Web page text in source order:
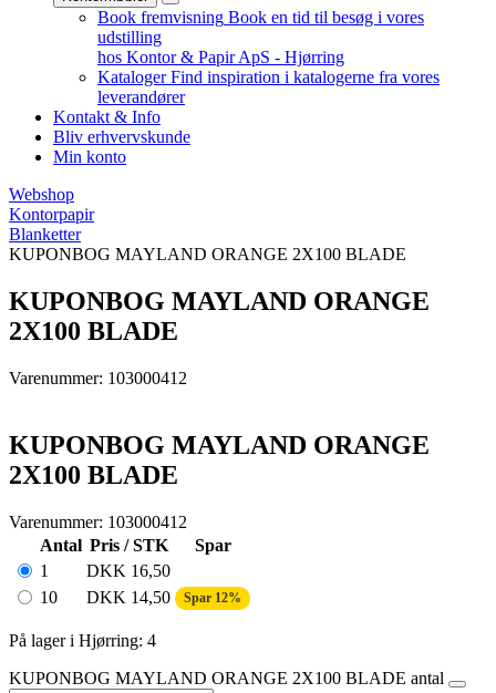
Book fremvisning Book en tid til besøg i vores
udstilling
hos Kontor & Papir ApS - Hjørring
Kataloger Find inspiration i katalogerne fra vores
leverandører
Kontakt & Info
Bliv erhvervskunde
Min konto
Webshop
Kontorpapir
Blanketter
KUPONBOG MAYLAND ORANGE 2X100 BLADE
KUPONBOG MAYLAND ORANGE
2X100 BLADE
Varenummer: 103000412
KUPONBOG MAYLAND ORANGE
2X100 BLADE
Varenummer: 103000412
Antal Pris / STK
Spar
1
DKK 16,50
10
DKK 14,50 Spar 12%
På lager i Hjørring: 4
KUPONBOG MAYLAND ORANGE 2X100 BLADE antal